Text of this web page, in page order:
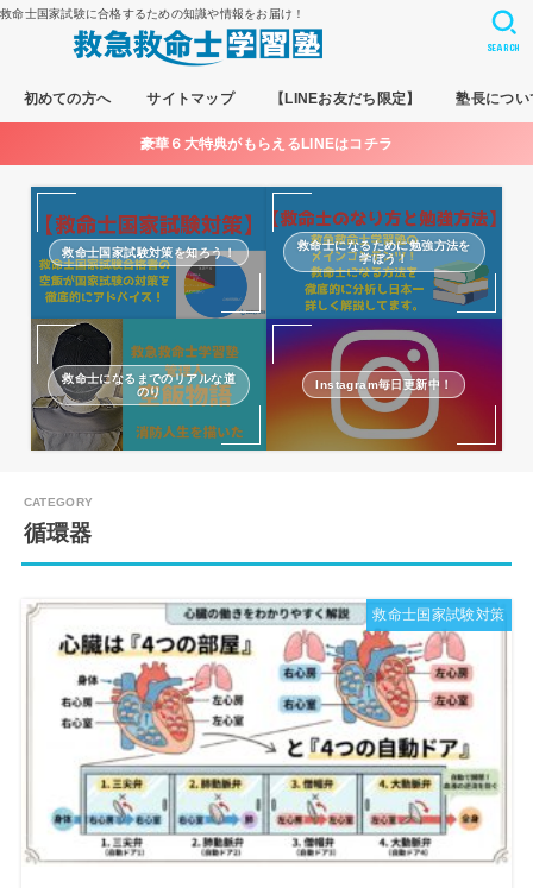
救命士国家試験に合格するための知識や情報をお届け！
初めての方へ サイトマップ 【LINEお友だち限定】 塾長につい
SEARCH
豪華６大特典がもらえるLINEはコチラ
救命士国家試験対策を知ろう！
救命士になるために勉強方法を
学ぼう！
救命士になるまでのリアルな道
のり
Instagram毎日更新中！
循環器
救命士国家試験対策